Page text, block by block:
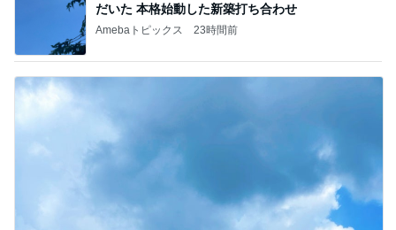
だいた 本格始動した新築打ち合わせ
Amebaトピックス 23時間前